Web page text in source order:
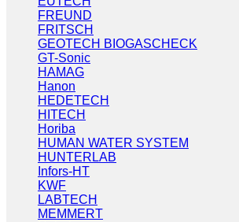
FREUND
FRITSCH
GEOTECH BIOGASCHECK
GT-Sonic
HAMAG
Hanon
HEDETECH
HITECH
Horiba
HUMAN WATER SYSTEM
HUNTERLAB
Infors-HT
KWF
LABTECH
MEMMERT